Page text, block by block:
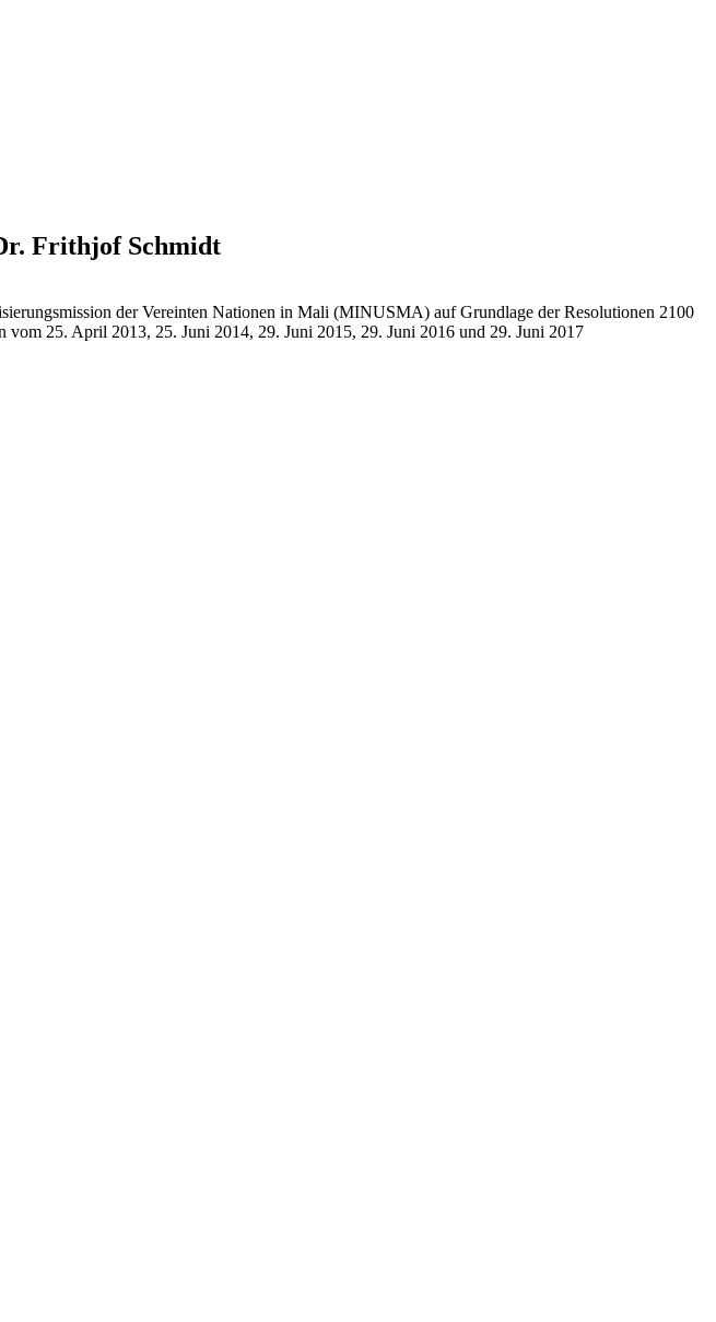
Frithjof Schmidt
der Vereinten Nationen in Mali (MINUSMA) auf Grundlage der Resolutionen 2100
25. April 2013, 25. Juni 2014, 29. Juni 2015, 29. Juni 2016 und 29. Juni 2017